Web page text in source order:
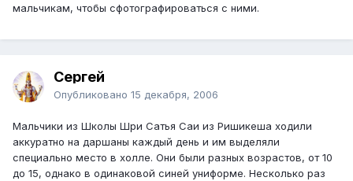
мальчикам, чтобы сфотографироваться с ними.
Сергей
Опубликовано 15 декабря, 2006
Мальчики из Школы Шри Сатья Саи из Ришикеша ходили
аккуратно на даршаны каждый день и им выделяли
специально место в холле. Они были разных возрастов, от 10
до 15, однако в одинаковой синей униформе. Несколько раз